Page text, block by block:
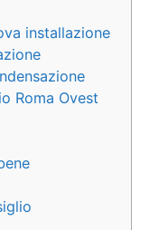
installazione
Roma Ovest